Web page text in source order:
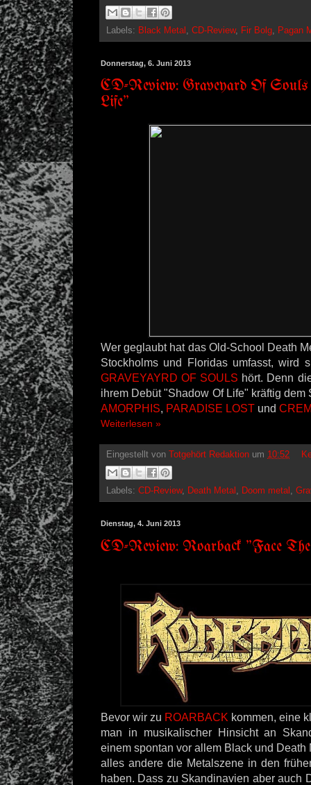
Labels: Black Metal CD-Review, Fir Bolg Pagan
Donnerstag, 6. Juni 2013
CD-Review: Graveyard Of
Life"
Wer geglaubt hat das Old-School Death
Stockholms und Floridas umfasst, wird
GRAVEYAYRD OF SOULS hört. Denn
ihrem Debüt "Shadow Of Life" kräftig
AMORPHIS, PARADISE LOST und
Weiterlesen »
Eingestellt von Totgehört Redaktion um 10:52
Labels: CD-Review, Death Metal , Doom metal ,
Dienstag, 4. Juni 2013
CD-Review: Roarback "Face
Bevor wir zu ROARBACK kommen, eine
man in musikalischer Hinsicht an
einem spontan vor allem Black und Death
alles andere die Metalszene in den
haben. Dass zu Skandinavien aber auch